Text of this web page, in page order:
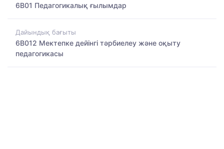
6B01 Педагогикалық ғылымдар
Дайындық бағыты
6B012 Мектепке дейінгі тәрбиелеу және оқыту
педагогикасы